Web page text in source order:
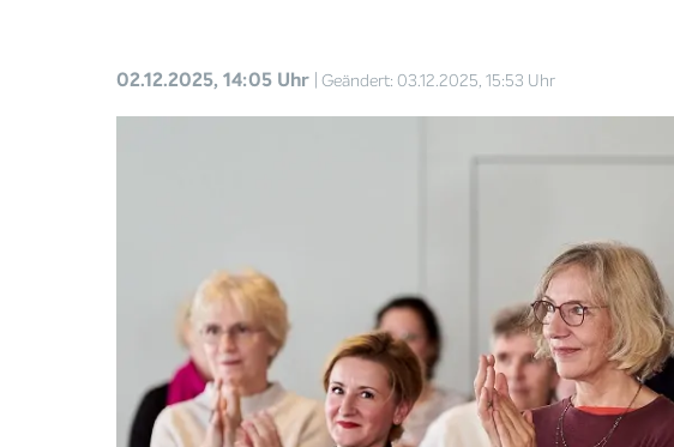
02.12.2025, 14:05 Uhr | Geändert: 03.12.2025, 15:53 Uhr